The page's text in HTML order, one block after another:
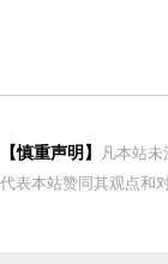
【慎重声明】
凡本站
代表本站赞同其观点和